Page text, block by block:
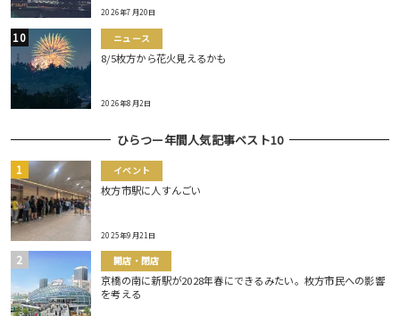
2026年7月20日
ニュース
8/5枚方から花火見えるかも
2026年8月2日
ひらつー年間人気記事ベスト10
イベント
枚方市駅に人すんごい
2025年9月21日
開店・閉店
京橋の南に新駅が2028年春にできるみたい。枚方市民への影響
を考える